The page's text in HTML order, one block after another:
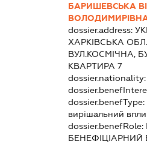
БАРИШЕВСЬКА
dossier.address:
ХАРКІВСЬКА
ВУЛ.КОСМІЧНА,
КВАРТИРА 7
dossier.benefType:
вирішальний
dossier.benefRole:
БЕНЕФІЦІАРНИЙ